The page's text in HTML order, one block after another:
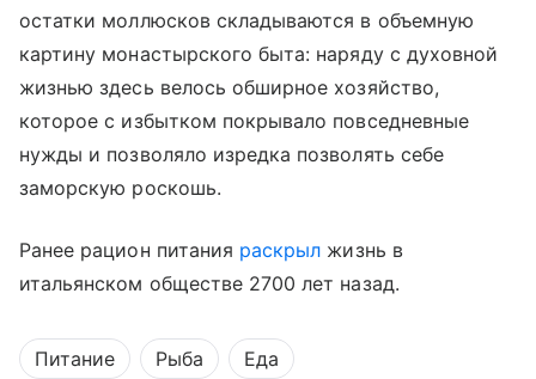
остатки моллюсков складываются в объемную
картину монастырского быта: наряду с духовной
жизнью здесь велось обширное хозяйство,
которое с избытком покрывало повседневные
нужды и позволяло изредка позволять себе
заморскую роскошь.
Ранее рацион питания раскрыл жизнь в
итальянском обществе 2700 лет назад.
Питание Рыба Еда